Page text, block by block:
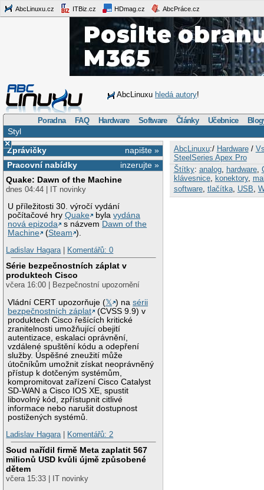
AbcLinuxu.cz ITBiz.cz HDmag.cz AbcPráce.cz
AbcLinuxu hledá autory!
Poradna FAQ Hardware Software Články Učebnice
Styl
×
napište »
Zprávičky
inzerujte »
Pracovní nabídky
Quake: Dawn of the Machine
dnes 04:44 | IT novinky
U příležitosti 30. výročí vydání
počítačové hryQuake bylavydána
nová epizoda
s názvem Dawn of the
Machine
(Steam ).
Ladislav Hagara| Komentářů: 0
Série bezpečnostních záplat v
produktech Cisco
včera 16:00 | Bezpečnostní upozornění
Vládní CERT upozorňuje (𝕏 ) nasérii
bezpečnostních záplat
(CVSS 9.9) v
produktech Cisco řešících kritické
zranitelnosti umožňující obejití
autentizace, eskalaci oprávnění,
vzdálené spuštění kódu a odepření
služby. Úspěšné zneužití může
útočníkům umožnit získat neoprávněný
přístup k dotčeným systémům,
kompromitovat zařízení Cisco Catalyst
SD-WAN a Cisco IOS XE, spustit
libovolný kód, zpřístupnit citlivé
informace nebo narušit dostupnost
postižených systémů.
Ladislav Hagara| Komentářů: 2
Soud nařídil firmě Meta zaplatit 567
milionů USD kvůli újmě způsobené
dětem
včera 15:33 | IT novinky
AbcLinuxu:/ Hardware/
SteelSeries Apex Pro
Štítky: analog, hardware,
klávesnice, konektory,
software, tlačítka, USB,